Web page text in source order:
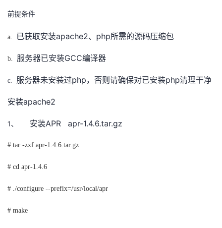
前提条件
a. 已获取安装apache2、 php所需的源码压缩包
b. 服务器已安装GCC编译器
c. 服务器未安装过php，否则请确保对已安装php清理干净
安装apache2
1、 安装APR apr-1.4.6.tar.gz
# tar -zxf apr-1.4.6.tar.gz
# cd apr-1.4.6
# ./configure --prefix=/usr/local/apr
# make